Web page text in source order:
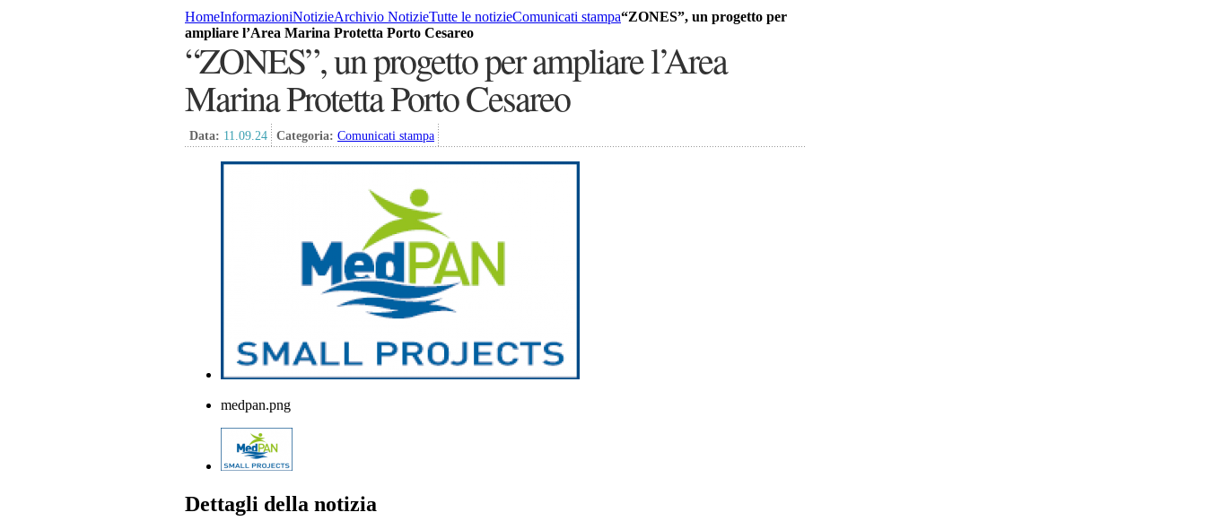
HomeInformazioniNotizieArchivio NotizieTutte le notizieComunicati stampa“ZONES”, un progetto per
ampliare l’Area Marina Protetta Porto Cesareo
“ZONES”, un progetto per ampliare l’Area
Marina Protetta Porto Cesareo
Data: 11.09.24 Categoria: Comunicati stampa
medpan.png
Dettagli della notizia